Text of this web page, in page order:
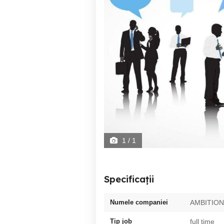
1 / 1
Specificații
Numele companiei AMBITION
Tip job full time